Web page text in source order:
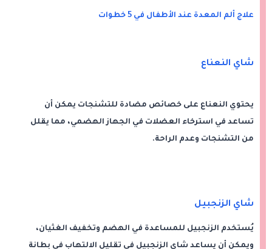
علاج ألم المعدة عند الأطفال في 5 خطوات
شاي النعناع
يحتوي النعناع على خصائص مضادة للتشنجات يمكن أن
تساعد في استرخاء العضلات في الجهاز الهضمي، مما يقلل
من التشنجات وعدم الراحة.
شاي الزنجبيل
يُستخدم الزنجبيل للمساعدة في الهضم وتخفيف الغثيان،
ويمكن أن يساعد شاي الزنجبيل في تقليل الالتهاب في بطانة